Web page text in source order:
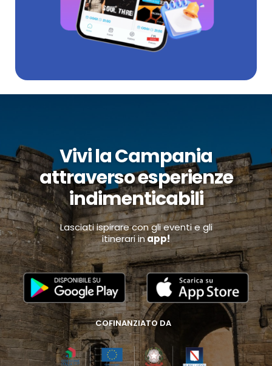
Vivi la Campania
attraverso esperienze
indimenticabili
Lasciati ispirare con gli eventi e gli
itinerari inapp!
COFINANZIATO DA